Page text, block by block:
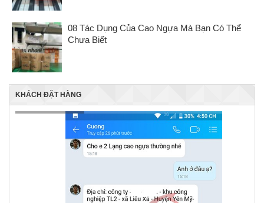
08 Tác Dụng Của Cao Ngựa Mà Bạn Có Thể
Chưa Biết
KHÁCH ĐẶT HÀNG